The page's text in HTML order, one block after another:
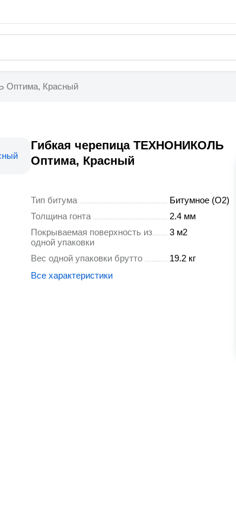
Оптима, Красный
Гибкая черепица ТЕХНОНИКОЛЬ
Оптима, Красный
Тип битума
Битумное (О2)
Толщина гонта
2.4 мм
Покрываемая поверхность из
одной упаковки
3 м2
Вес одной упаковки брутто
19.2 кг
Все характеристики